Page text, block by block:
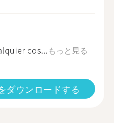
cos... もっと見る
ダウンロードする